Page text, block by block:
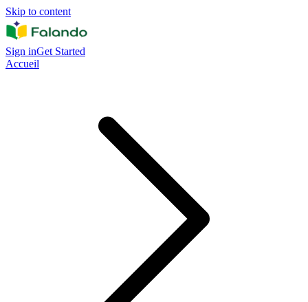
Skip to content
Sign inGet Started
Accueil